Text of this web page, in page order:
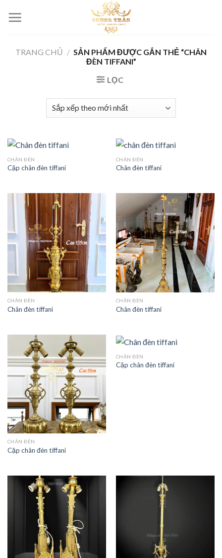
TRANG CHỦ / SẢN PHẨM ĐƯỢC GẮN THẺ “CHÂN
ĐÈN TIFFANI”
LỌC
CHÂN ĐÈN
Cặp chân đèn tiffani
CHÂN ĐÈN
Chân đèn tiffani
CHÂN ĐÈN
Chân đèn tiffani
CHÂN ĐÈN
Chân đèn tiffani
CHÂN ĐÈN
Cặp chân đèn tiffani
CHÂN ĐÈN
Cặp chân đèn tiffani